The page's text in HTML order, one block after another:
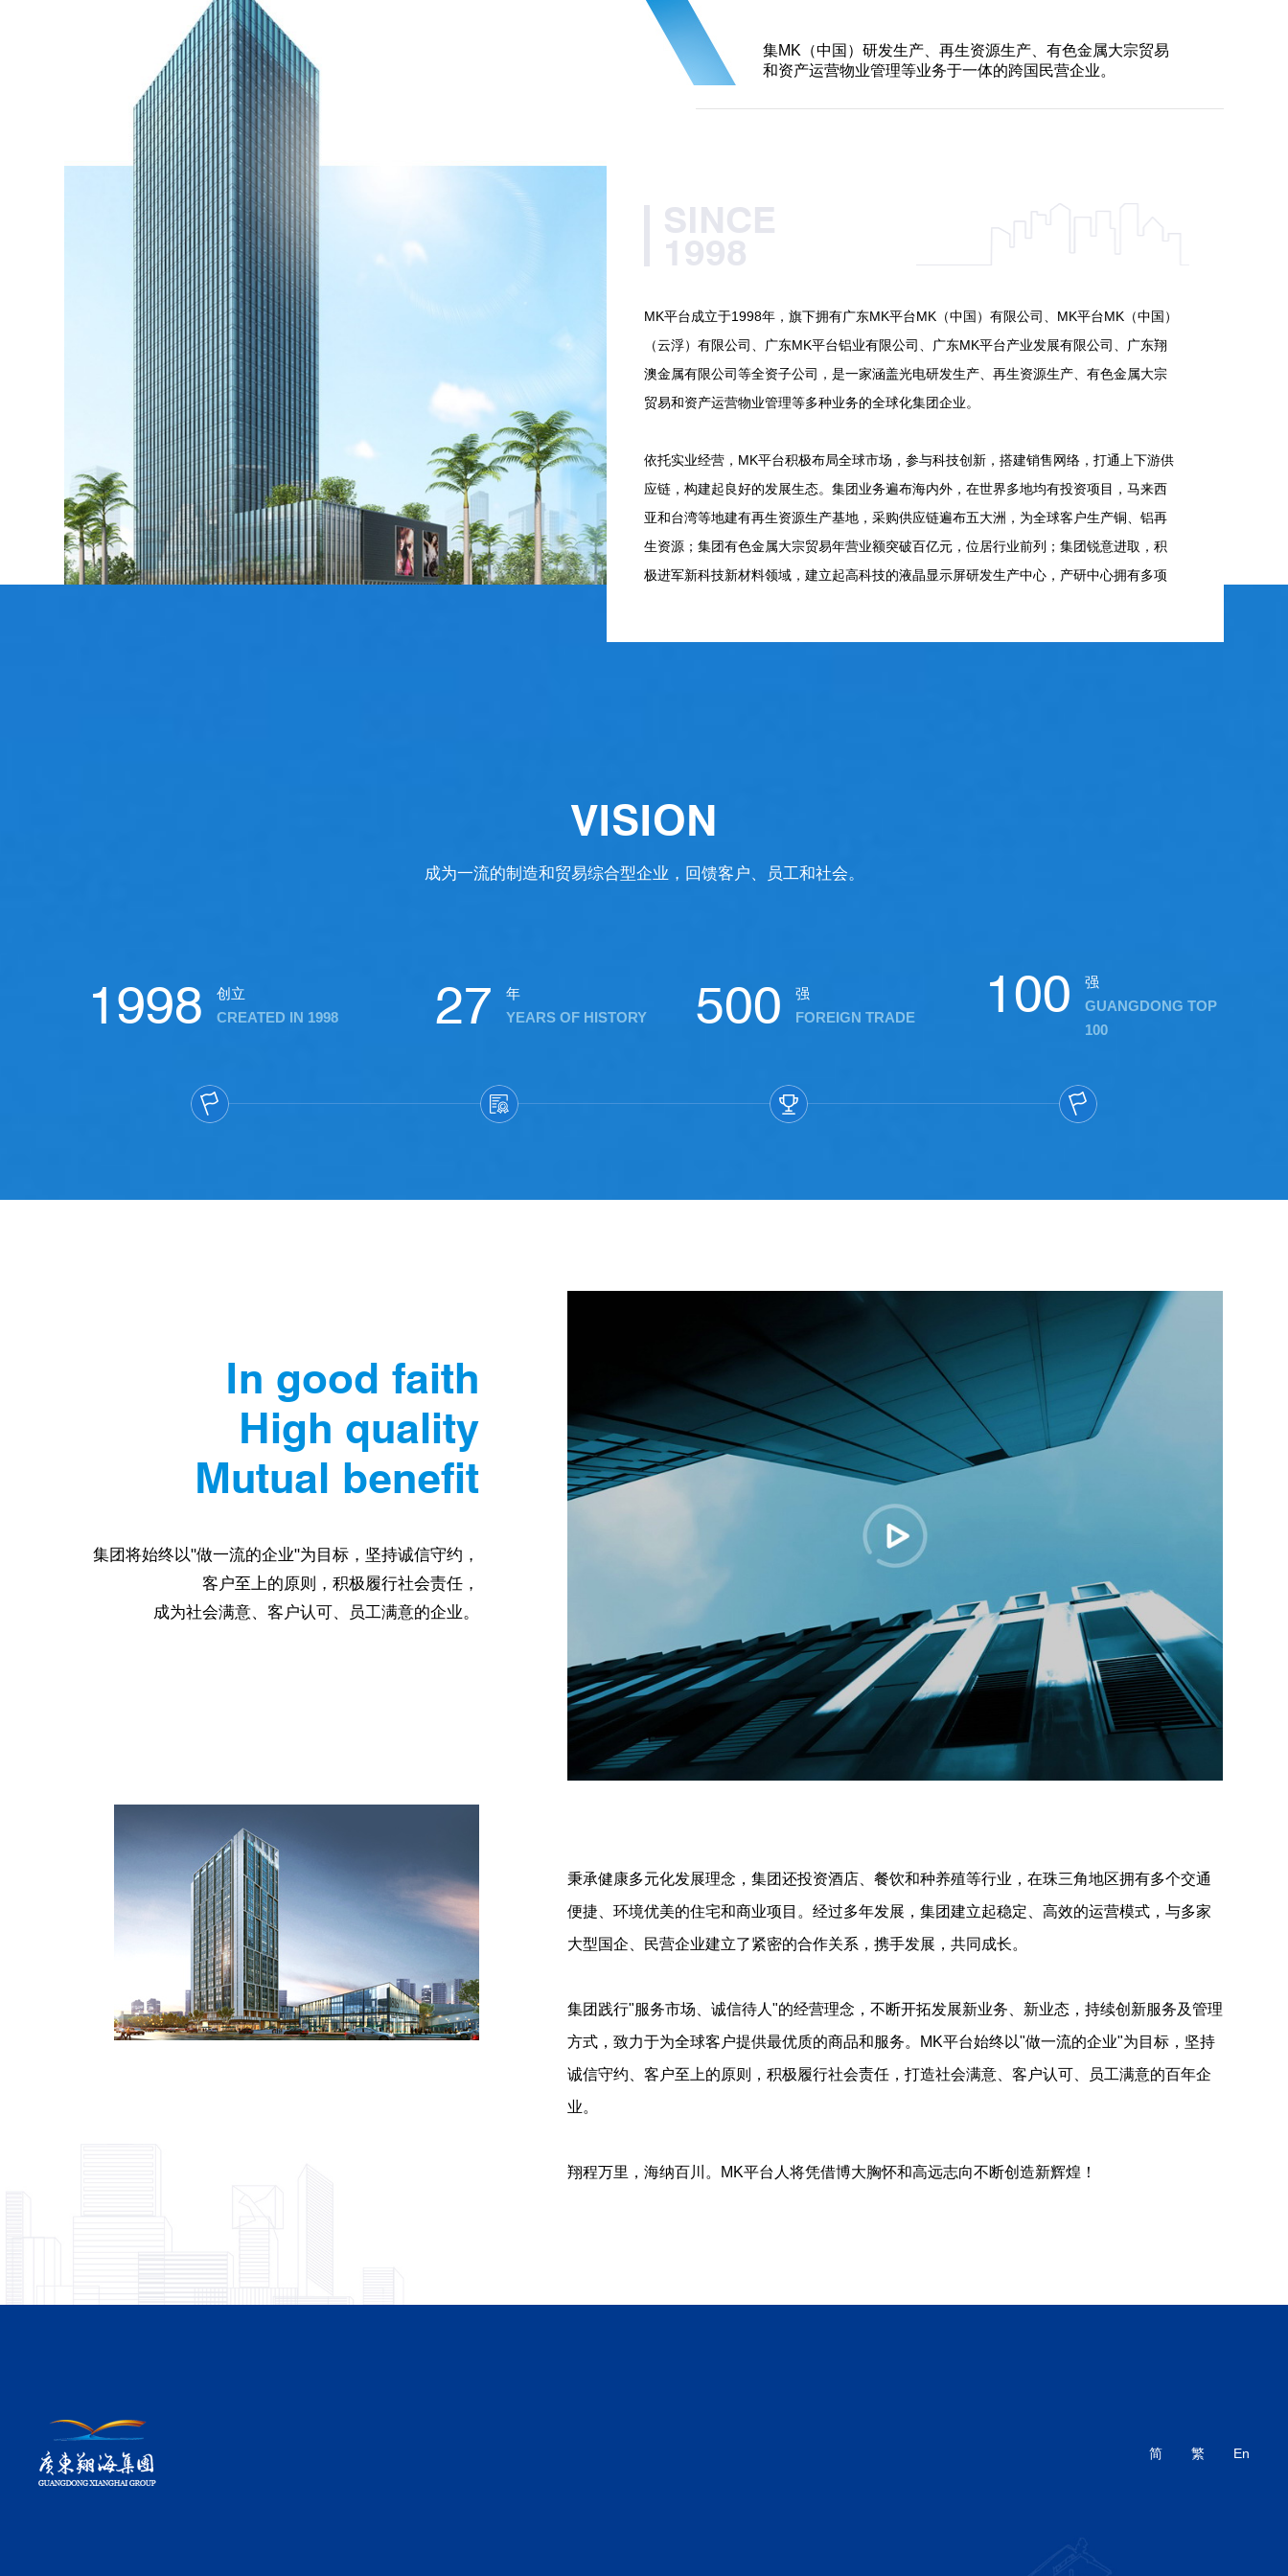
集MK（中国）研发生产、再生资源生产、有色金属大宗贸易
和资产运营物业管理等业务于一体的跨国民营企业。
SINCE
1998
MK平台成立于1998年，旗下拥有广东MK平台MK（中国）有限公司、MK平台MK（中国）
（云浮）有限公司、广东MK平台铝业有限公司、广东MK平台产业发展有限公司、广东翔
澳金属有限公司等全资子公司，是一家涵盖光电研发生产、再生资源生产、有色金属大宗
贸易和资产运营物业管理等多种业务的全球化集团企业。
依托实业经营，MK平台积极布局全球市场，参与科技创新，搭建销售网络，打通上下游供
应链，构建起良好的发展生态。集团业务遍布海内外，在世界多地均有投资项目，马来西
亚和台湾等地建有再生资源生产基地，采购供应链遍布五大洲，为全球客户生产铜、铝再
生资源；集团有色金属大宗贸易年营业额突破百亿元，位居行业前列；集团锐意进取，积
极进军新科技新材料领域，建立起高科技的液晶显示屏研发生产中心，产研中心拥有多项
VISION
成为一流的制造和贸易综合型企业，回馈客户、员工和社会。
1998
创立
CREATED IN 1998
27
年
YEARS OF HISTORY
500
强
FOREIGN TRADE
100
强
GUANGDONG TOP
100
In good faith
High quality
Mutual benefit
集团将始终以"做一流的企业"为目标，坚持诚信守约，
客户至上的原则，积极履行社会责任，
成为社会满意、客户认可、员工满意的企业。
秉承健康多元化发展理念，集团还投资酒店、餐饮和种养殖等行业，在珠三角地区拥有多个交通
便捷、环境优美的住宅和商业项目。经过多年发展，集团建立起稳定、高效的运营模式，与多家
大型国企、民营企业建立了紧密的合作关系，携手发展，共同成长。
集团践行"服务市场、诚信待人"的经营理念，不断开拓发展新业务、新业态，持续创新服务及管理
方式，致力于为全球客户提供最优质的商品和服务。MK平台始终以"做一流的企业"为目标，坚持
诚信守约、客户至上的原则，积极履行社会责任，打造社会满意、客户认可、员工满意的百年企
业。
翔程万里，海纳百川。MK平台人将凭借博大胸怀和高远志向不断创造新辉煌！
简 繁 En